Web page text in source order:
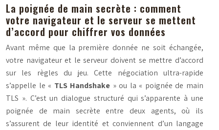
La poignée de main secrète : comment
votre navigateur et le serveur se mettent
d’accord pour chiffrer vos données
Avant même que la première donnée ne soit échangée,
votre navigateur et le serveur doivent se mettre d’accord
sur les règles du jeu. Cette négociation ultra-rapide
s’appelle le « TLS Handshake » ou la « poignée de main
TLS ». C’est un dialogue structuré qui s’apparente à une
poignée de main secrète entre deux agents, où ils
s’assurent de leur identité et conviennent d’un langage